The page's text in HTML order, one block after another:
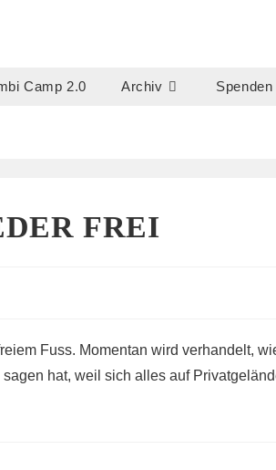
Camp 2.0 Archiv
FREI
Fuss. Momentan wird verhandelt,
hat, weil sich alles auf